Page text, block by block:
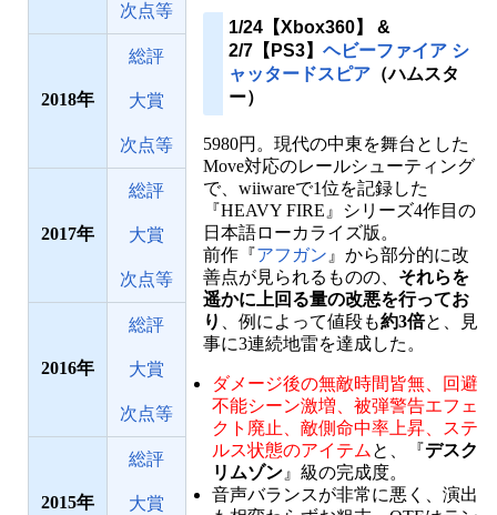
次点等
2018
総評
大賞
次点等
2017
総評
大賞
次点等
2016
総評
大賞
次点等
2015
総評
大賞
1/24【Xbox360】 &
2/7【PS3】 ヘビーファイア シ
ャッタードスピア（ハムスタ
ー）
5980円。現代の中東を舞台とした
Move対応のレールシューティング
で、wiiwareで1位を記録した
『HEAVY FIRE』シリーズ4作目の
日本語ローカライズ版。
前作『アフガン 』から部分的に改
善点が見られるものの、 それらを
遥かに上回る量の改悪を行ってお
り
、例によって値段も約3倍と、見
事に3連続地雷を達成した。
ダメージ後の無敵時間皆無、回避
不能シーン激増、被弾警告エフェ
クト廃止、敵側命中率上昇、ステ
ルス状態のアイテム と、『デスク
リムゾン 』級の完成度。
音声バランスが非常に悪く、演出